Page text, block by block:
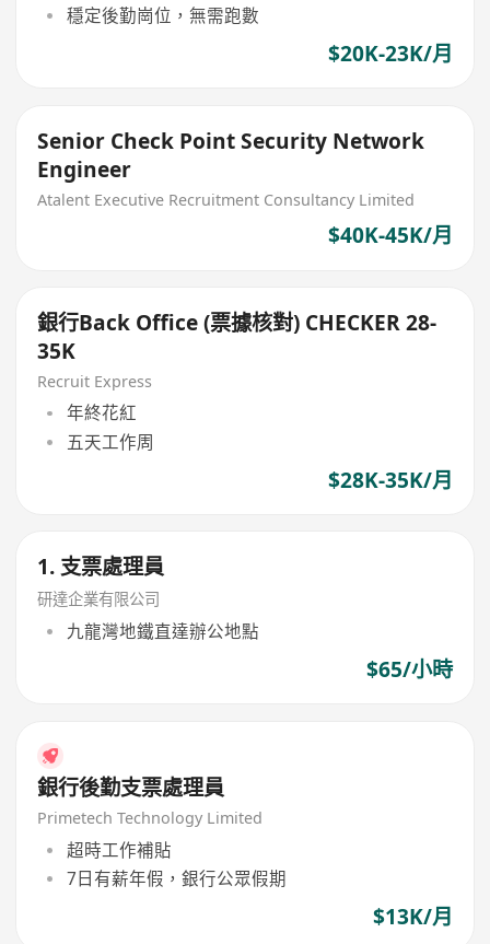
穩定後勤崗位，無需跑數
$20K-23K/月
Senior Check Point Security Network
Engineer
Atalent Executive Recruitment Consultancy Limited
$40K-45K/月
銀行Back Office (票據核對) CHECKER 28-
35K
Recruit Express
年終花紅
五天工作周
$28K-35K/月
1. 支票處理員
研達企業有限公司
九龍灣地鐵直達辦公地點
$65/小時
銀行後勤支票處理員
Primetech Technology Limited
超時工作補貼
7日有薪年假，銀行公眾假期
$13K/月